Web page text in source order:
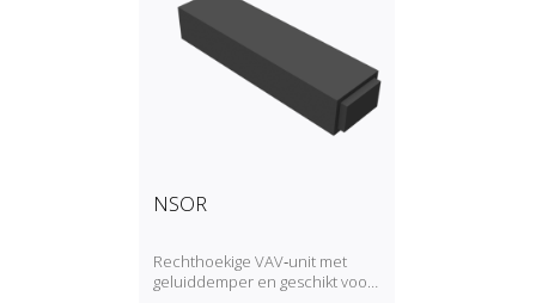
NSOR
Rechthoekige VAV‑unit met
geluiddemper en geschikt voor